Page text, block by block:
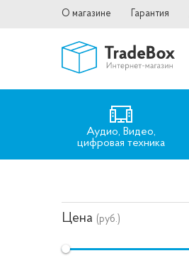
О магазине Гарантия
Аудио, Видео,
цифровая техника
Цена (руб.)